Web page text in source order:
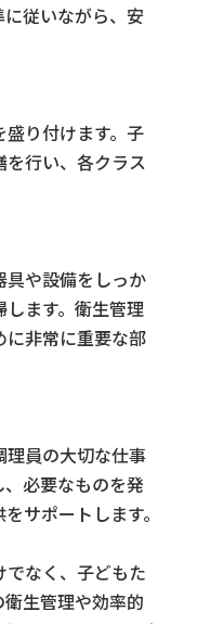
従いながら、安
り付けます。子
を行い、各クラス
具や設備をしっか
ます。衛生管理
に非常に重要な部
理員の大切な仕事
必要なものを発
サポートします。
なく、子どもた
生管理や効率的